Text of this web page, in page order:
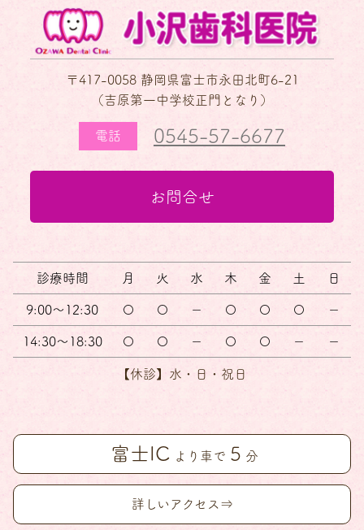
〒417-0058 静岡県富士市永田北町6-21
（吉原第一中学校正門となり）
電話 0545-57-6677
お問合せ
診療時間 月 火 水 木 金 土 日
9:00～12:30 〇 〇 － 〇 〇 〇 －
14:30～18:30 〇 〇 － 〇 〇 － －
【休診】水・日・祝日
富士IC より車で 5 分
詳しいアクセス⇒